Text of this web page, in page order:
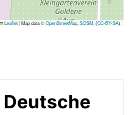
Leaflet|Map data ©OpenStreetMap ,SOSM , (CC-BY-SA)
Deutsche